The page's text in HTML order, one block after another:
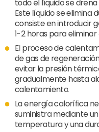
todo el líquido se
Este líquido se elimina
consiste en introducir
1-2 horas para
El proceso de
de gas de
evitar la presión
gradualmente hasta
calentamiento.
La energía calorífica
suministra mediante
temperatura y una